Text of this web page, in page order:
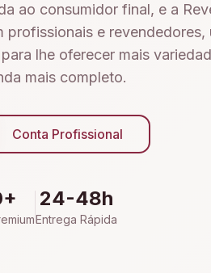
ao consumidor final, e a
profissionais e revendedores,
lhe oferecer mais
mais completo.
Conta Profissional
24-48h
Entrega Rápida